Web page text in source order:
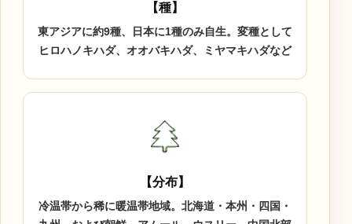
【種】
東アジアに約9種、日本に1種のみ自生。変種として
ヒロハノキハダ、オオバキハダ、ミヤマキハダなど
【分布】
冷温帯から稀に暖温帯地域。北海道・本州・四国・